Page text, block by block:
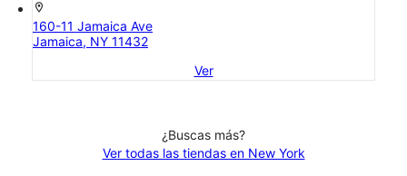
location_on
160-11 Jamaica Ave
Jamaica, NY 11432
Ver
¿Buscas más?
Ver todas las tiendas en New York